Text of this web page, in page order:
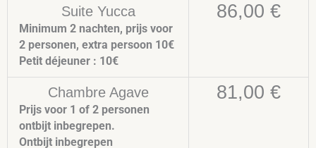
Suite Yucca
Minimum 2 nachten, prijs voor
2 personen, extra persoon 10€
Petit déjeuner : 10€
86,00 €
Chambre Agave
Prijs voor 1 of 2 personen
ontbijt inbegrepen.
Ontbijt inbegrepen
81,00 €